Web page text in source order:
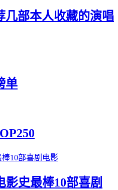
几部本人收藏的演唱
单
影史最棒10部喜剧